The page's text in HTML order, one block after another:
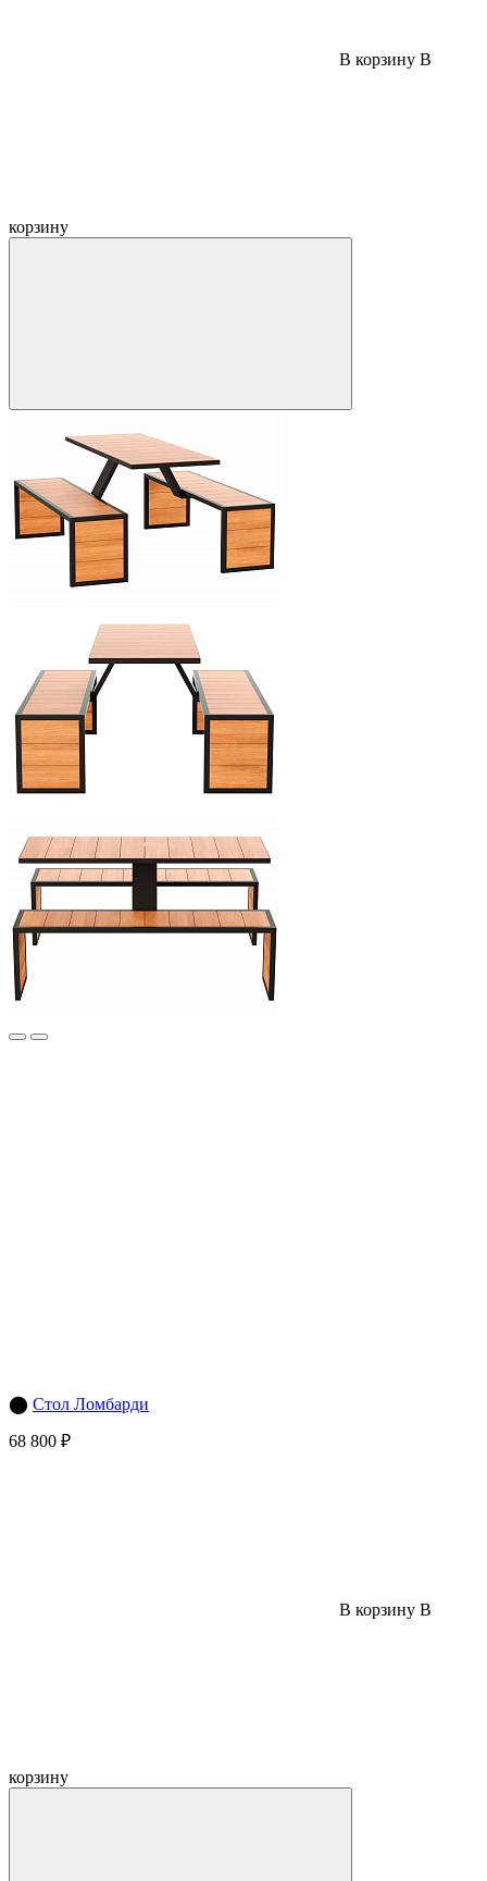
В корзину В
корзину
⬤ Стол Ломбарди
68 800 ₽
В корзину В
корзину